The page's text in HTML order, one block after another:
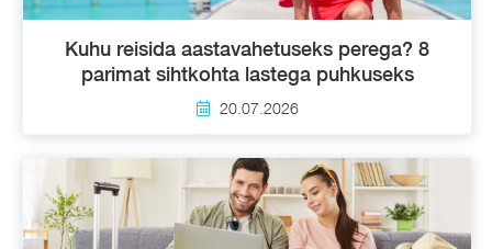
Kuhu reisida aastavahetuseks perega? 8
parimat sihtkohta lastega puhkuseks
20.07.2026